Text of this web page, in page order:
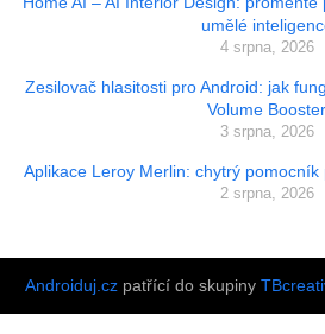
umělé
4 srpna, 2026
Zesilovač hlasitosti pro Android: jak
Volume Booster
3 srpna, 2026
Aplikace Leroy Merlin: chytrý
2 srpna, 2026
Androiduj.czpatřící do skupiny